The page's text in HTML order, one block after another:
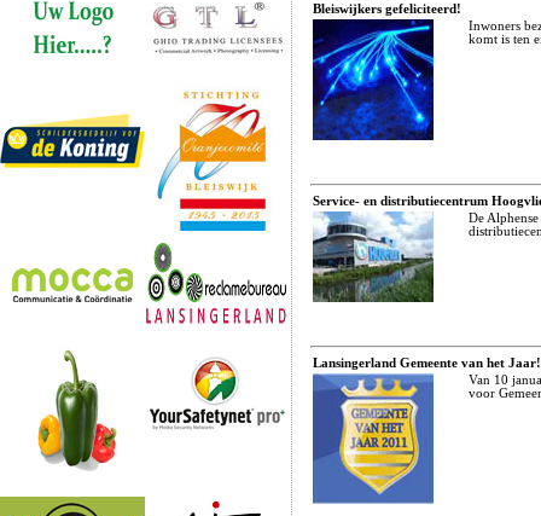
Bleiswijkers gefeliciteerd!
Inwoners
komt is ten
Service- en distributiecentrum
De
Lansingerland Gemeente van het Jaar!
Van 10
voor